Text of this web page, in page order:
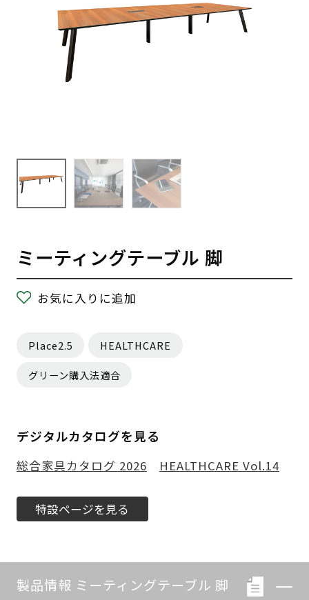
ミーティングテーブル 脚
お気に入りに追加
Place2.5 HEALTHCARE
グリーン購入法適合
デジタルカタログを見る
総合家具カタログ 2026 HEALTHCARE Vol.14
特設ページを見る
製品情報 ミーティングテーブル 脚